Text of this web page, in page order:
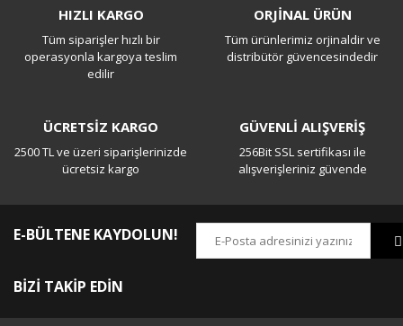
Yorum Yaz
HIZLI KARGO
Tüm siparişler hızlı bir
operasyonla kargoya teslim
edilir
ORJİNAL ÜRÜN
Tüm ürünlerimiz orjinaldir ve
distribütör güvencesindedir
ÜCRETSİZ KARGO
2500 TL ve üzeri siparişlerinizde
ücretsiz kargo
GÜVENLİ ALIŞVERİŞ
256Bit SSL sertifikası ile
alışverişleriniz güvende
E-BÜLTENE KAYDOLUN!
BİZİ TAKİP EDİN